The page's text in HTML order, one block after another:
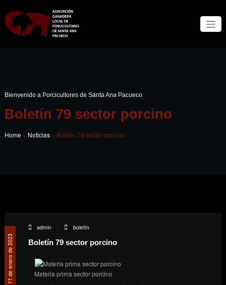
Bienvenido a Porcicultores de Santa Ana Pacueco
Boletín 79 sector porcino
Home » Noticias » Boletín 79 sector porcino
11 de enero de 2023
admin boletín
Boletín 79 sector porcino
Materia prima sector porcino